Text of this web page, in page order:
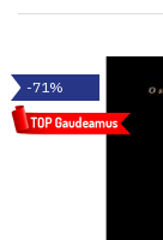
-71%